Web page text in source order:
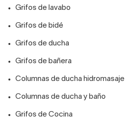
Grifos de lavabo
Grifos de bidé
Grifos de ducha
Grifos de bañera
Columnas de ducha hidromasaje
Columnas de ducha y baño
Grifos de Cocina